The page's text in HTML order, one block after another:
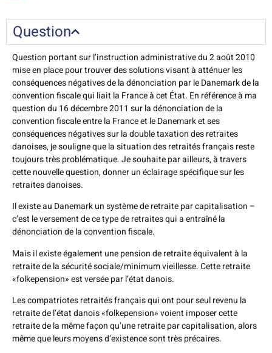
Question
Question portant sur l’instruction administrative du 2 août 2010
mise en place pour trouver des solutions visant à atténuer les
conséquences négatives de la dénonciation par le Danemark de la
convention fiscale qui liait la France à cet État. En référence à ma
question du 16 décembre 2011 sur la dénonciation de la
convention fiscale entre la France et le Danemark et ses
conséquences négatives sur la double taxation des retraites
danoises, je souligne que la situation des retraités français reste
toujours très problématique. Je souhaite par ailleurs, à travers
cette nouvelle question, donner un éclairage spécifique sur les
retraites danoises.
Il existe au Danemark un système de retraite par capitalisation –
c’est le versement de ce type de retraites qui a entraîné la
dénonciation de la convention fiscale.
Mais il existe également une pension de retraite équivalent à la
retraite de la sécurité sociale/minimum vieillesse. Cette retraite
«folkepension» est versée par l’état danois.
Les compatriotes retraités français qui ont pour seul revenu la
retraite de l’état danois «folkepension» voient imposer cette
retraite de la même façon qu’une retraite par capitalisation, alors
même que leurs moyens d’existence sont très précaires.